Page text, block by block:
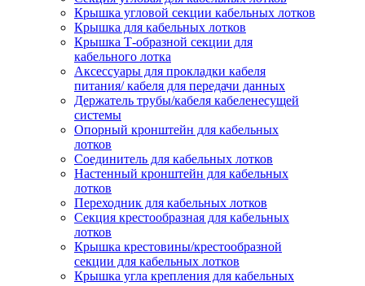
Крышка угловой секции кабельных лотков
Крышка для кабельных лотков
Крышка Т-образной секции для
кабельного лотка
Аксессуары для прокладки кабеля
питания/ кабеля для передачи данных
Держатель трубы/кабеля кабеленесущей
системы
Опорный кронштейн для кабельных
лотков
Соединитель для кабельных лотков
Настенный кронштейн для кабельных
лотков
Переходник для кабельных лотков
Секция крестообразная для кабельных
лотков
Крышка крестовины/крестообразной
секции для кабельных лотков
Крышка угла крепления для кабельных